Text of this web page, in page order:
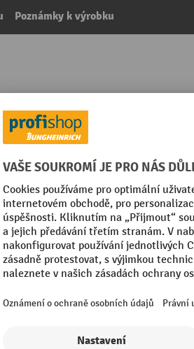
Poznámky k výrobku
(ŠxHxV) 564x725x800 mm, 5
Z kategorie:
světle šedá
725 mm
Swiss Made
5
Professional
700 mm